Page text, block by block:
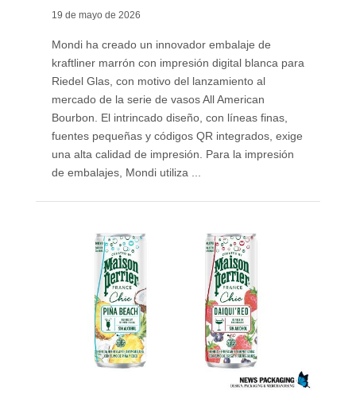
19 de mayo de 2026
Mondi ha creado un innovador embalaje de
kraftliner marrón con impresión digital blanca para
Riedel Glas, con motivo del lanzamiento al
mercado de la serie de vasos All American
Bourbon. El intrincado diseño, con líneas finas,
fuentes pequeñas y códigos QR integrados, exige
una alta calidad de impresión. Para la impresión
de embalajes, Mondi utiliza ...